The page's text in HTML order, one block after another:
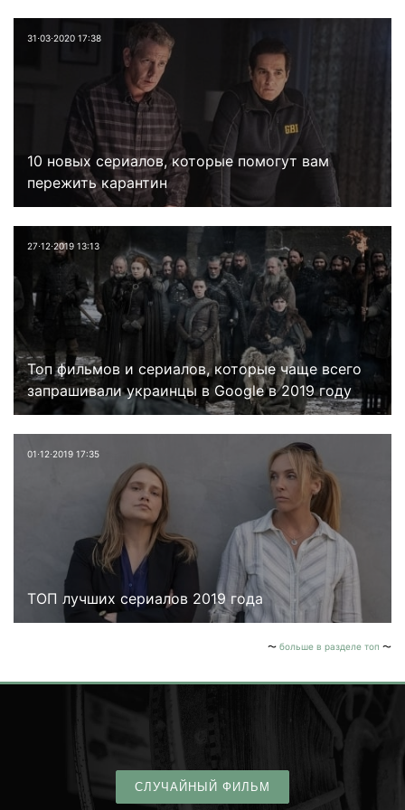
31⋅03⋅2020 17:38
10 новых сериалов, которые помогут вам
пережить карантин
27⋅12⋅2019 13:13
Топ фильмов и сериалов, которые чаще всего
запрашивали украинцы в Google в 2019 году
01⋅12⋅2019 17:35
ТОП лучших сериалов 2019 года
больше в разделе топ
СЛУЧАЙНЫЙ ФИЛЬМ